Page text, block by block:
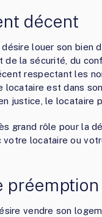
décent
louer son bien
de la sécurité, du
respectant les
locataire est dans
justice, le locataire
grand rôle pour la
votre locataire ou
préemption
vendre son